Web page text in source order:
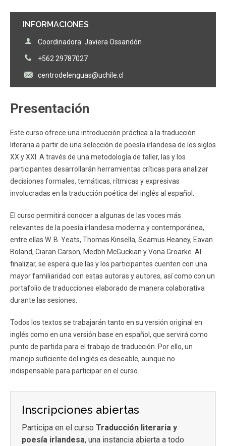
INFORMACIONES
Coordinadora: Javiera Ossandón
+562 29787027
centrodelenguas@uchile.cl
Presentación
Este curso ofrece una introducción práctica a la traducción
literaria a partir de una selección de poesía irlandesa de los siglos
XX y XXI. A través de una metodología de taller, las y los
participantes desarrollarán herramientas críticas para analizar
decisiones formales, temáticas, rítmicas y expresivas
involucradas en la traducción poética del inglés al español.
El curso permitirá conocer a algunas de las voces más
relevantes de la poesía irlandesa moderna y contemporánea,
entre ellas W. B. Yeats, Thomas Kinsella, Seamus Heaney, Eavan
Boland, Ciaran Carson, Medbh McGuckian y Vona Groarke. Al
finalizar, se espera que las y los participantes cuenten con una
mayor familiaridad con estas autoras y autores, así como con un
portafolio de traducciones elaborado de manera colaborativa
durante las sesiones.
Todos los textos se trabajarán tanto en su versión original en
inglés como en una versión base en español, que servirá como
punto de partida para el trabajo de traducción. Por ello, un
manejo suficiente del inglés es deseable, aunque no
indispensable para participar en el curso.
Inscripciones abiertas
Participa en el curso Traducción literaria y
poesía irlandesa, una instancia abierta a todo